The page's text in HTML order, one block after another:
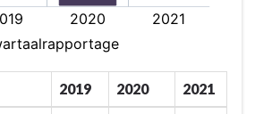
2019 2020 2021